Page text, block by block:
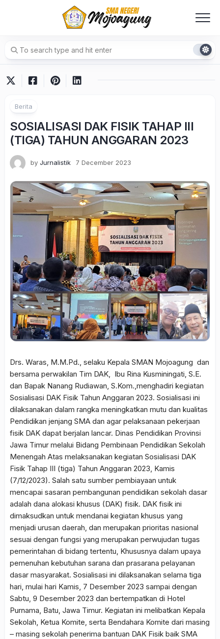
Berita
SOSIALISASI DAK FISIK TAHAP III
(TIGA) TAHUN ANGGARAN 2023
by Jurnalistik 7 December 2023
Drs. Waras, M.M.Pd., selaku Kepala SMAN Mojoagung dan
bersama perwakilan Tim DAK, Ibu Rina Kusminingati, S.E.
dan Bapak Nanang Rudiawan, S.Kom.,menghadiri kegiatan
Sosialisasi DAK Fisik Tahun Anggaran 2023. Sosialisasi ini
dilaksanakan dalam rangka meningkatkan mutu dan kualitas
Pendidikan jenjang SMA dan agar pelaksanaan pekerjaan
fisik DAK dapat berjalan lancar. Dinas Pendidikan Provinsi
Jawa Timur melalui Bidang Pembinaan Pendidikan Sekolah
Menengah Atas melaksanakan kegiatan Sosialisasi DAK
Fisik Tahap III (tiga) Tahun Anggaran 2023, Kamis
(7/12/2023). Salah satu sumber pembiayaan untuk
mencapai sasaran pembangunan pendidikan sekolah dasar
adalah dana alokasi khusus (DAK) fisik. DAK fisik ini
dimaksudkan untuk mendanai kegiatan khusus yang
menjadi urusan daerah, dan merupakan prioritas nasional
sesuai dengan fungsi yang merupakan perwujudan tugas
pemerintahan di bidang tertentu, Khususnya dalam upaya
pemenuhan kebutuhan sarana dan prasarana pelayanan
dasar masyarakat. Sosialisasi ini dilaksanakan selama tiga
hari, mulai hari Kamis, 7 Desember 2023 sampai dengan
Sabtu, 9 Desember 2023 dan bertempatkan di Hotel
Purnama, Batu, Jawa Timur. Kegiatan ini melibatkan Kepala
Sekolah, Ketua Komite, serta Bendahara Komite dari masing
– masing sekolah penerima bantuan DAK Fisik baik SMA